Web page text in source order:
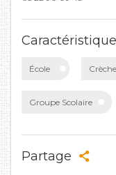
École Crèche
Groupe Scolaire
Partage